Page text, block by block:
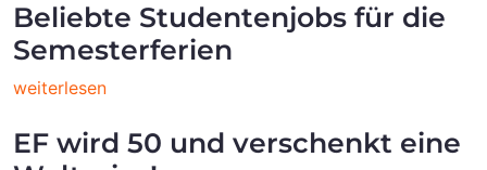
Beliebte Studentenjobs für die
Semesterferien
weiterlesen
EF wird 50 und verschenkt eine